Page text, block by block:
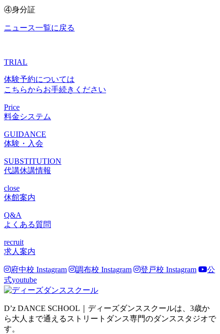
④身分証
ニュース一覧に戻る
TRIAL
体験予約については
こちらからお手続きください
Price
料金システム
GUIDANCE
体験・入会
SUBSTITUTION
代講休講情報
close
休館案内
Q&A
よくある質問
recruit
求人案内
府中校 Instagram 調布校 Instagram 登戸校 Instagram
公
式youtube
D’z DANCE SCHOOL｜ディーズダンススクールは、3歳か
ら大人まで通えるストリートダンス専門のダンススタジオで
す。